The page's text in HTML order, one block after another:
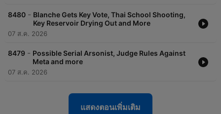
8480 - Blanche Gets Key Vote, Thai School Shooting,
Key Reservoir Drying Out and More
07 ส.ค. 2026
8479 - Possible Serial Arsonist, Judge Rules Against
Meta and more
07 ส.ค. 2026
แสดงตอนเพิ่มเติม